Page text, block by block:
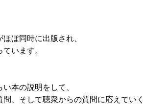
ぼ同時に出版され、
います。
本の説明をして、
、そして聴衆からの質問に応えてい